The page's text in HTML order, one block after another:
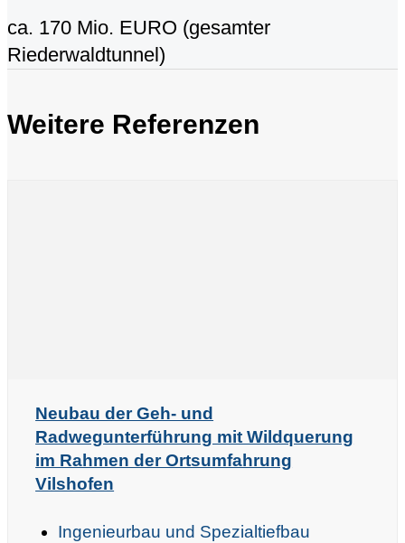
ca. 170 Mio. EURO (gesamter
Riederwaldtunnel)
Weitere Referenzen
Neubau der Geh- und
Radwegunterführung mit Wildquerung
im Rahmen der Ortsumfahrung
Vilshofen
Ingenieurbau und Spezialtiefbau